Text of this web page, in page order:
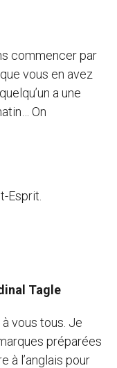
commencer par
vous en avez
a une
On
Esprit.
Tagle
à vous tous. Je
préparées
à l’anglais pour